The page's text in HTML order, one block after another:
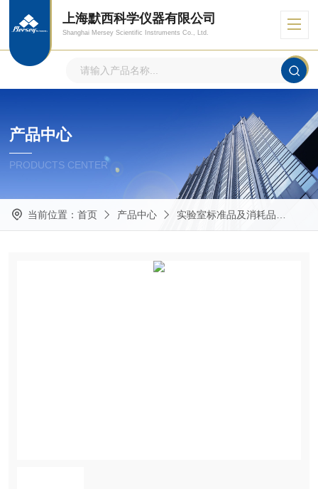
上海默西科学仪器有限公司
Shanghai Mersey Scientific Instruments Co., Ltd.
产品中心
PRODUCTS CENTER
当前位置： 首页 产品中心 实验室标准品及消耗品